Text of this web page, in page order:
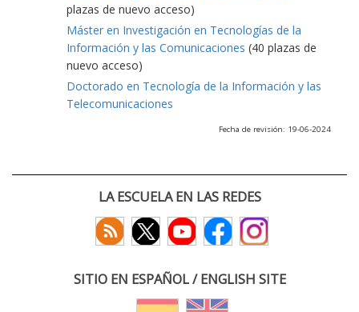
plazas de nuevo acceso)
Máster en Investigación en Tecnologías de la
Información y las Comunicaciones (40 plazas de
nuevo acceso)
Doctorado en Tecnología de la Información y las
Telecomunicaciones
Fecha de revisión: 19-06-2024
LA ESCUELA EN LAS REDES
SITIO EN ESPAÑOL / ENGLISH SITE